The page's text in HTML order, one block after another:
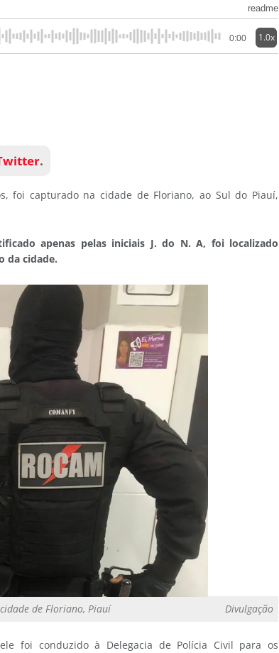
readme
0:00 1.0x
.
foi capturado na cidade de Floriano, ao Sul do Piauí,
apenas pelas iniciais J. do N. A, foi localizado
da cidade.
de Floriano, Piauí Divulgação
foi conduzido à Delegacia de Polícia Civil para os